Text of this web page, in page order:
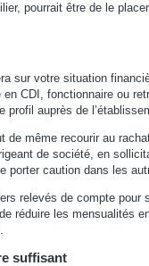
pourrait être de le
sur votre situation
CDI, fonctionnaire ou
auprès de
même recourir au
de société, en
porter caution dans les
relevés de compte pour
réduire les mensualités
suffisant